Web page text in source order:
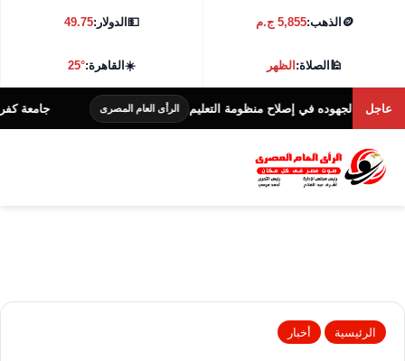
🪙 الذهب:5,855 ج.م 💵الدولار:49.75
🕌الصلاة:الظهر ☀️القاهرة:25°
عاجلفي إصلاح منظومة التعليم الرأى العام المصرى جامعة كفر الشيخ تطلق هاكاثون
الرئيسية أخبار